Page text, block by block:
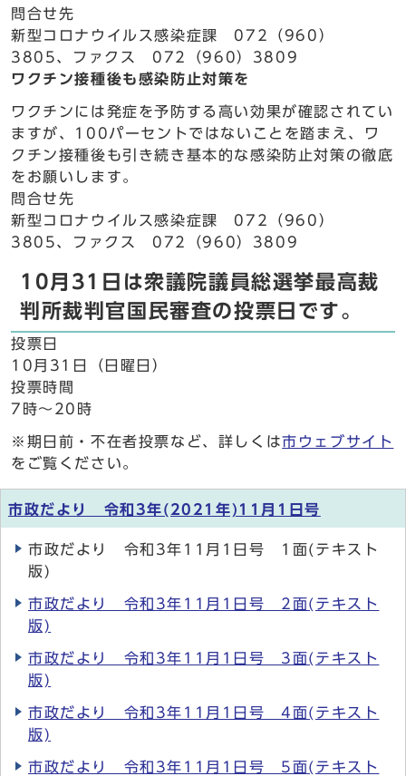
問合せ先
新型コロナウイルス感染症課 072（960）
3805、ファクス 072（960）3809
ワクチン接種後も感染防止対策を
ワクチンには発症を予防する高い効果が確認されてい
ますが、100パーセントではないことを踏まえ、ワ
クチン接種後も引き続き基本的な感染防止対策の徹底
をお願いします。
問合せ先
新型コロナウイルス感染症課 072（960）
3805、ファクス 072（960）3809
10月31日は衆議院議員総選挙最高裁
判所裁判官国民審査の投票日です。
投票日
10月31日（日曜日）
投票時間
7時～20時
※期日前・不在者投票など、詳しくは市ウェブサイト
をご覧ください。
市政だより 令和3年(2021年)11月1日号
市政だより 令和3年11月1日号 1面(テキスト
版)
市政だより 令和3年11月1日号 2面(テキスト
版)
市政だより 令和3年11月1日号 3面(テキスト
版)
市政だより 令和3年11月1日号 4面(テキスト
版)
市政だより 令和3年11月1日号 5面(テキスト